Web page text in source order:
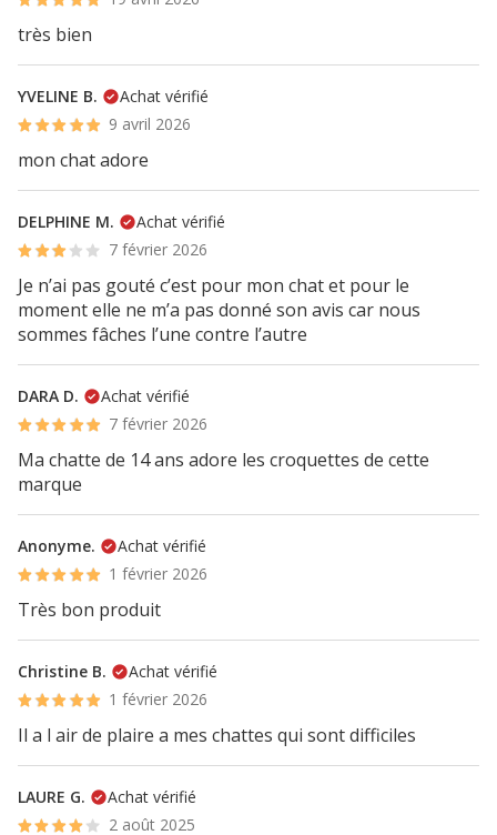
très bien
YVELINE B.
Achat vérifié
9 avril 2026
mon chat adore
DELPHINE M.
Achat vérifié
7 février 2026
Je n’ai pas gouté c’est pour mon chat et pour le
moment elle ne m’a pas donné son avis car nous
sommes fâches l’une contre l’autre
DARA D.
Achat vérifié
7 février 2026
Ma chatte de 14 ans adore les croquettes de cette
marque
Anonyme.
Achat vérifié
1 février 2026
Très bon produit
Christine B.
Achat vérifié
1 février 2026
Il a l air de plaire a mes chattes qui sont difficiles
LAURE G.
Achat vérifié
2 août 2025